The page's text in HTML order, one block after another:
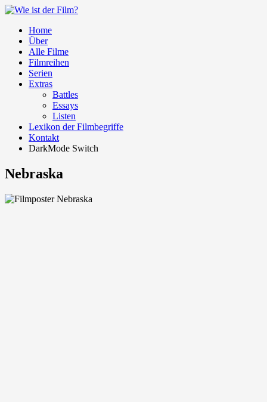
Home
Über
Alle Filme
Filmreihen
Serien
Extras
Battles
Essays
Listen
Lexikon der Filmbegriffe
Kontakt
DarkMode Switch
Nebraska